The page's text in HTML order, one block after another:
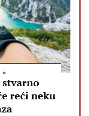
stvarno
reći neku